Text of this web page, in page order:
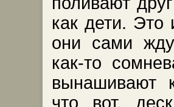
как дети. Это
они сами
как-то
вынашивают
что вот,